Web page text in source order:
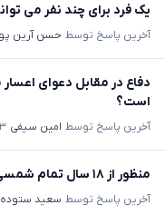
یک فرد برای چند نفر می
آخرین پاسخ توسط حسن آرین
دفاع در مقابل دعوای
است؟
آخرین پاسخ توسط امین سیفی ۳ ماه پیش
منظور از ۱۸ سال تمام شمسی چیست؟
آخرین پاسخ توسط سعید ستوده